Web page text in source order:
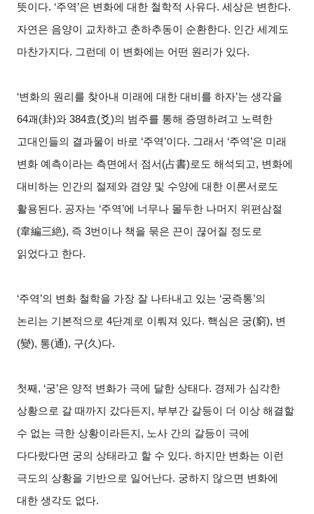
뜻이다. ‘주역’은 변화에 대한 철학적 사유다. 세상은 변한다.
자연은 음양이 교차하고 춘하추동이 순환한다. 인간 세계도
마찬가지다. 그런데 이 변화에는 어떤 원리가 있다.
‘변화의 원리를 찾아내 미래에 대한 대비를 하자’는 생각을
64괘(卦)와 384효(爻)의 범주를 통해 증명하려고 노력한
고대인들의 결과물이 바로 ‘주역’이다. 그래서 ‘주역’은 미래
변화 예측이라는 측면에서 점서(占書)로도 해석되고, 변화에
대비하는 인간의 절제와 겸양 및 수양에 대한 이론서로도
활용된다. 공자는 ‘주역’에 너무나 몰두한 나머지 위편삼절
(韋編三絶), 즉 3번이나 책을 묶은 끈이 끊어질 정도로
읽었다고 한다.
‘주역’의 변화 철학을 가장 잘 나타내고 있는 ‘궁즉통’의
논리는 기본적으로 4단계로 이뤄져 있다. 핵심은 궁(窮), 변
(變), 통(通), 구(久)다.
첫째, ‘궁’은 양적 변화가 극에 달한 상태다. 경제가 심각한
상황으로 갈 때까지 갔다든지, 부부간 갈등이 더 이상 해결할
수 없는 극한 상황이라든지, 노사 간의 갈등이 극에
다다랐다면 궁의 상태라고 할 수 있다. 하지만 변화는 이런
극도의 상황을 기반으로 일어난다. 궁하지 않으면 변화에
대한 생각도 없다.